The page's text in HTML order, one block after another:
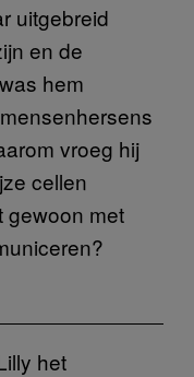
uitgebreid
en de
hem
vroeg hij
cellen
gewoon met
het